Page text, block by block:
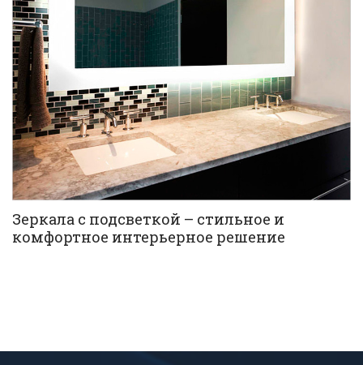
Зеркала с подсветкой – стильное и
комфортное интерьерное решение